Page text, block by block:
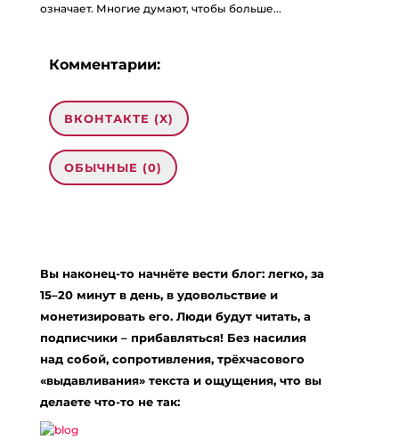
означает. Многие думают, чтобы больше...
Комментарии:
ВКОНТАКТЕ (X)
ОБЫЧНЫЕ (0)
Обязательные поля помечены*
Вы наконец-то начнёте вести блог: легко, за
15–20 минут в день, в удовольствие и
монетизировать его. Люди будут читать, а
подписчики – прибавляться! Без насилия
над собой, сопротивления, трёхчасового
«выдавливания» текста и ощущения, что вы
делаете что-то не так: